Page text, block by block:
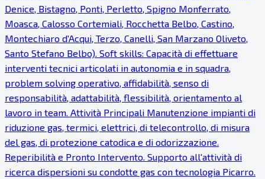
Denice, Bistagno, Ponti, Perletto, Spigno Monferrato,
Moasca, Calosso Cortemiali, Rocchetta Belbo, Castino,
Montechiaro d'Acqui, Terzo, Canelli, San Marzano Oliveto,
Santo Stefano Belbo). Soft skills: Capacità di effettuare
interventi tecnici articolati in autonomia e in squadra,
problem solving operativo, affidabilità, senso di
responsabilità, adattabilità, flessibilità, orientamento al
lavoro in team. Attività Principali Manutenzione impianti di
riduzione gas, termici, elettrici, di telecontrollo, di misura
del gas, di protezione catodica e di odorizzazione.
Reperibilità e Pronto Intervento. Supporto all'attività di
ricerca dispersioni su condotte gas con tecnologia Picarro.